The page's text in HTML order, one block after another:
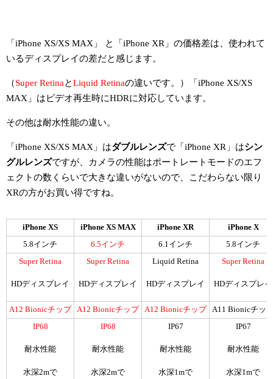
「iPhone XS/XS MAX」 と「iPhone XR」の価格差は、使われて
いるディスプレイの差だと感じます。
（Super RetinaとLiquid Retinaの違いです。）「iPhone XS/XS
MAX」はビデオ再生時にHDRに対応しています。
その他は耐水性能の違い。
「iPhone XS/XS MAX」はダブルレンズで「iPhone XR」はシン
グルレンズですが、カメラの性能はポートレートモードのエフ
ェクトの数くらいで大きな違いがないので、こだわらない限り
XRの方がお買い得ですね。
iPhone XS iPhone XS MAX iPhone XR
iPhone X
5.8インチ
6.5インチ 6.1インチ
5.8インチ
Super Retina
HDディスプレイ
Super Retina
HDディスプレイ
Liquid Retina
HDディスプレイ
Super Retina
HDディスプレイ
A12 Bionicチップ A12 Bionicチップ A12 Bionicチップ
A11 Bionicチッ
IP68
耐水性能
水深2mで
IP68
耐水性能
水深2mで
IP67
耐水性能
水深1mで
IP67
耐水性能
水深1mで